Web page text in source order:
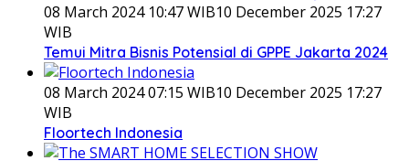
08 March 2024 10:47 WIB10 December 2025 17:27
WIB
Temui Mitra Bisnis Potensial di GPPE Jakarta 2024
08 March 2024 07:15 WIB10 December 2025 17:27
WIB
Floortech Indonesia